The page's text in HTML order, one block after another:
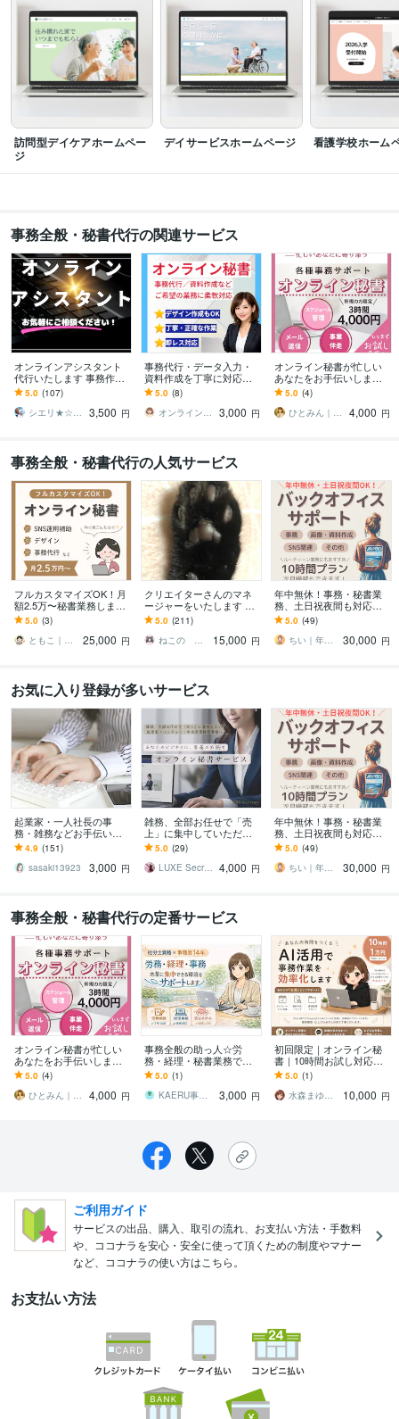
Google スプレッドシート:10年 Google ドキュメント:10年
Adobe Photoshop:3年Adobe Illustrator:3年 Figma:3年
得意分野
Web制作・HP作成・EC構築 Wixでのホームページ制作
福祉・教育 中小企業 ホームページ
語学力
英語 ビジネスレベル
訪問型デイケアホームペー
ジ
デイサービスホームページ 看護学校ホーム
事務全般・秘書代行の関連サービス
オンラインアシスタント
代行いたします 事務作業
や秘書業務、雑務など代
行いたします。
5.0 (107)
シエリ★☆web·シナリオライター
3,500 円
事務代行・データ入力・
資料作成を丁寧に対応し
ます 問い合わせ対応から
日々のサポートまで幅広
く業務を支援
5.0 (8)
オンライン秘書 サポートいたします ユウ
3,000 円
オンライン秘書が忙しい
あなたをお手伝いします
【新規の方限定・お試し
プラン】迅速・丁寧な事
務サポート
5.0 (4)
ひとみん｜オンライン秘書
4,000 円
事務全般・秘書代行の人気サービス
フルカスタマイズOK！月
額2.5万〜秘書業務します
個人事業主さまの事務・
広報・デザインをまるご
と引き受けます！
5.0 (3)
ともこ｜小さなお店のためのオンライン秘書
25,000 円
クリエイターさんのマネ
ージャーをいたします 一
緒なら大丈夫！あなたに
寄り添い伴走します！
5.0 (211)
ねこの みいこ
15,000 円
年中無休！事務・秘書業
務、土日祝夜間も対応し
ます お試し価格あり｜現
役事務のバックオフィス
サポート！
5.0 (49)
ちい｜年中無休のバックオフィスサポート
30,000 円
お気に入り登録が多いサービス
起業家・一人社長の事
務・雑務などお手伝いし
ます 忙しい起業家・一人
社長がやりたいことに専
念できるようサポート
4.9 (151)
sasaki13923
3,000 円
雑務、全部お任せで「売
上」に集中していただけ
ます あなたのビジネスに
専属の右腕を。
5.0 (29)
LUXE Secretary 4,000 円
年中無休！事務・秘書業
務、土日祝夜間も対応し
ます お試し価格あり｜現
役事務のバックオフィス
サポート！
5.0 (49)
ちい｜年中無休のバックオフィスサポート
30,000 円
事務全般・秘書代行の定番サービス
オンライン秘書が忙しい
あなたをお手伝いします
【新規の方限定・お試し
プラン】迅速・丁寧な事
務サポート
5.0 (4)
ひとみん｜オンライン秘書
4,000 円
事務全般の助っ人☆労
務・経理・秘書業務で伴
走します 【事務一筋14
年】社労士資格保持者が
あなたをしっかり支えま
5.0 (1)
KAERU事務代行
3,000 円
初回限定｜オンライン秘
書｜10時間お試し対応し
ます 初めての方でも安
心！まずはお気軽にご相
談ください
5.0 (1)
水森まゆき オンライン秘書
10,000 円
ご利用ガイド
サービスの出品、購入、取引の流れ、お支払い方法・手数料
や、ココナラを安心・安全に使って頂くための制度やマナー
など、ココナラの使い方はこちら。
お支払い方法